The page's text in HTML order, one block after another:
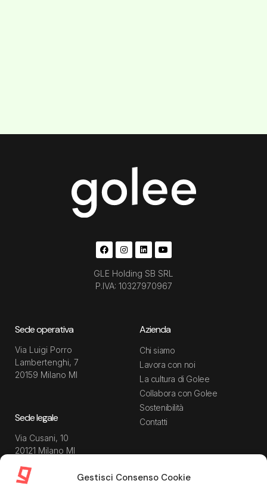
Gestisci Consenso Cookie
GLE Holding SB SRL
P.IVA: 10327970967
Sede operativa
Via Luigi Porro
Lambertenghi, 7
20159 Milano MI
Sede legale
Via Cusani, 10
20121 Milano MI
Azienda
Chi siamo
Lavora con noi
La cultura di Golee
Collabora con Golee
Sostenibilità
Contatti